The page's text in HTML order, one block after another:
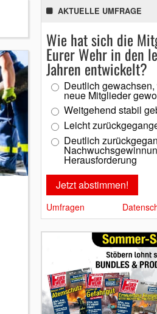
AKTUELLE UMFRAGE
Wie hat sich die
Eurer Wehr in den
Jahren entwickelt?
Deutlich
neue Mitglieder
Weitgehend stabil
Leicht
Deutlich
Herausforderung
Umfragen